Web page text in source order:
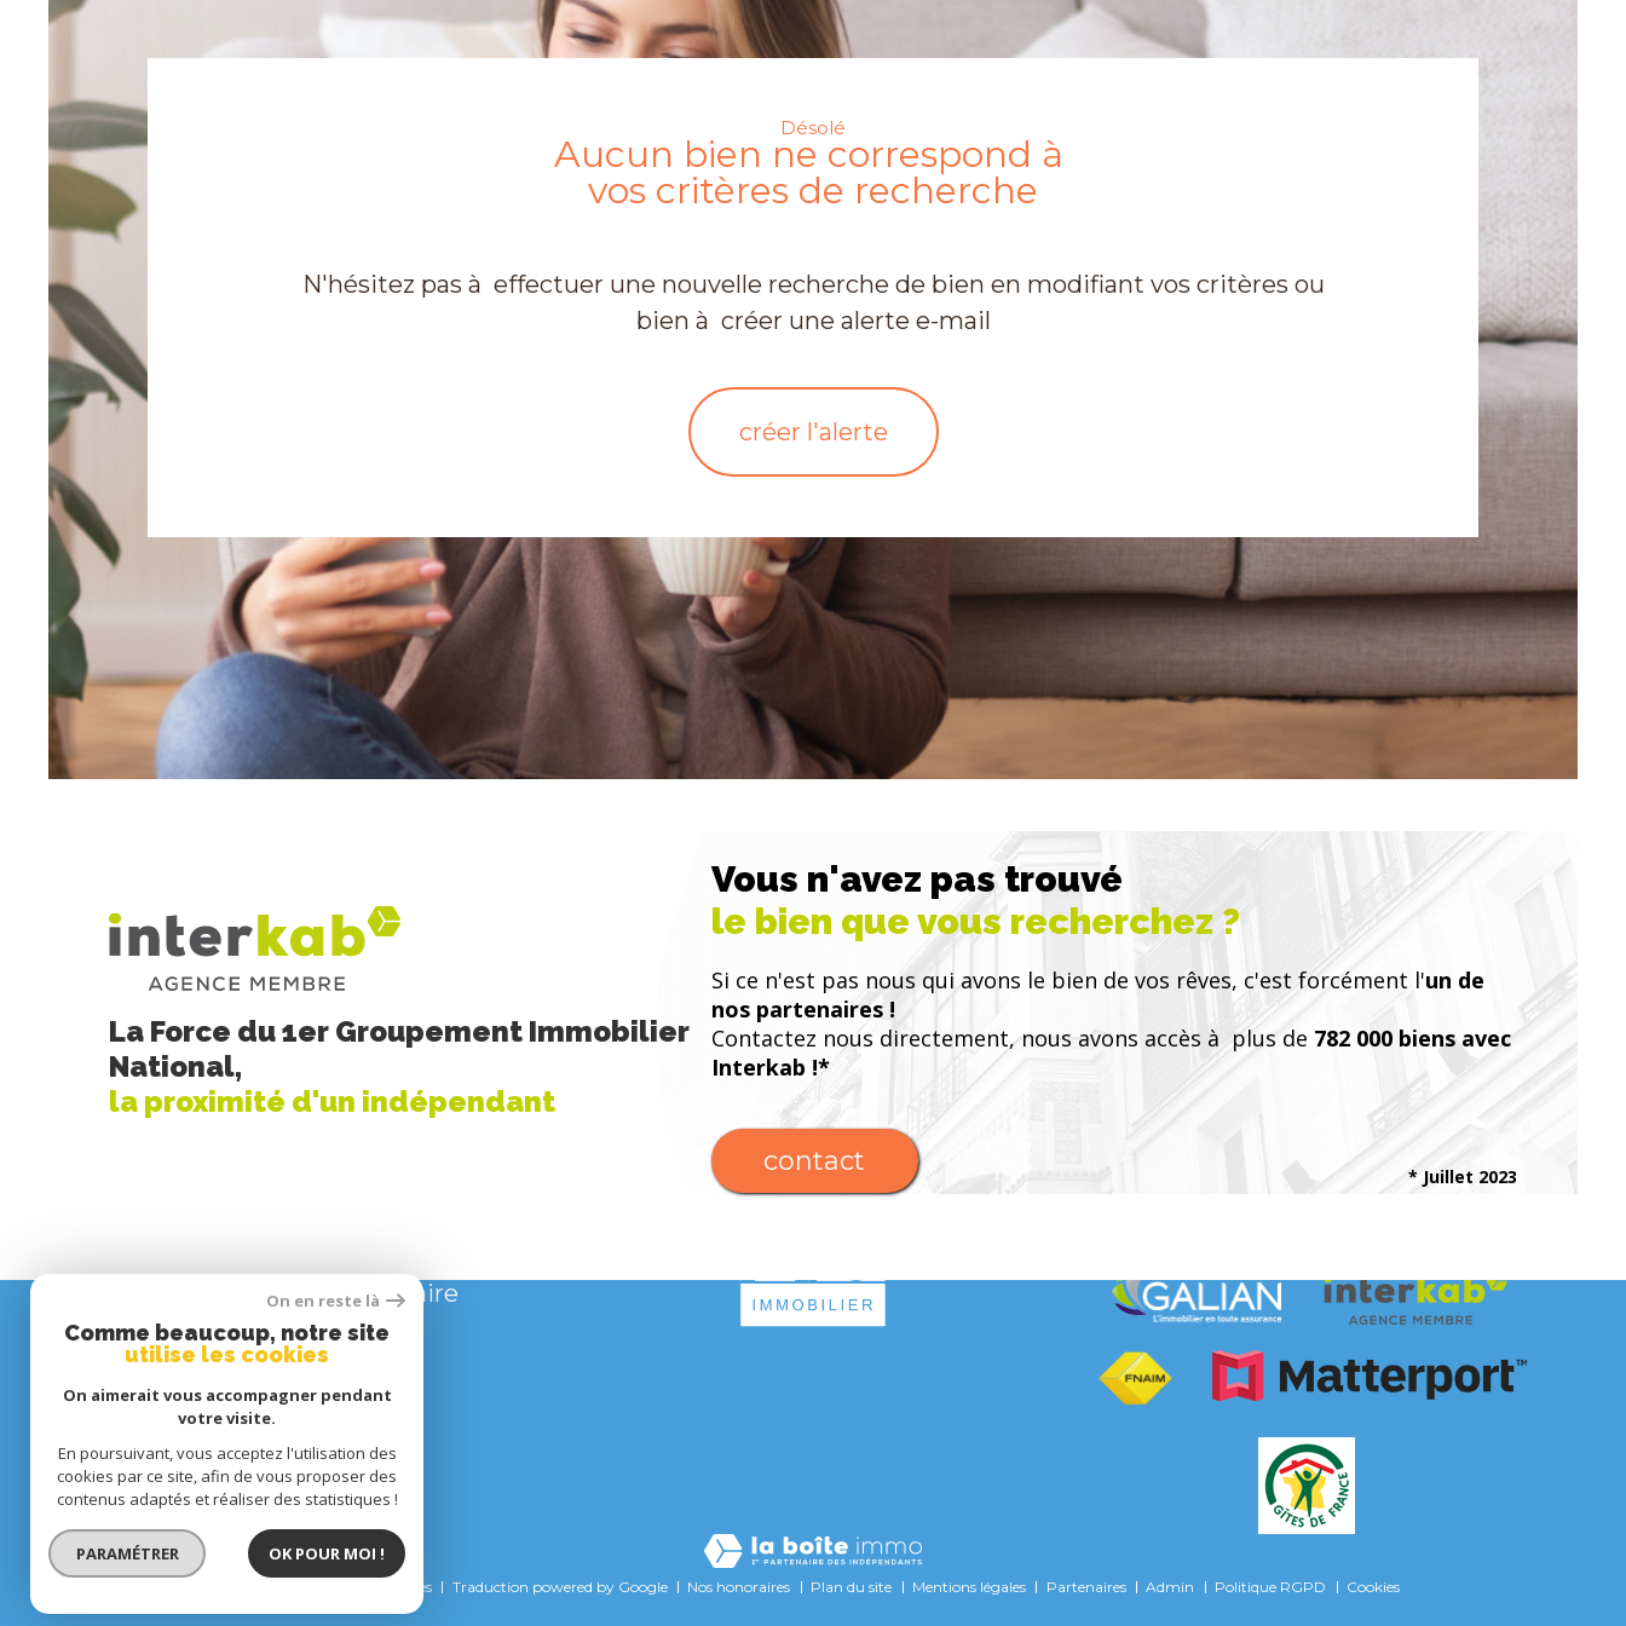
Désolé
Aucun bien ne correspond à
vos critères de recherche
N'hésitez pas à effectuer une nouvelle recherche de bien en modifiant vos critères ou
bien à créer une alerte e-mail
créer l'alerte
La Force du 1er Groupement Immobilier
National,
la proximité d'un indépendant
Vous n'avez pas trouvé
le bien que vous recherchez ?
Si ce n'est pas nous qui avons le bien de vos rêves, c'est forcément l'un de
nos partenaires !
Contactez nous directement, nous avons accès à plus de 782 000 biens avec
Interkab !*
contact * Juillet 2023
espace propriétaire
Tous droits réservés Traduction powered by Google Nos honoraires Plan du site Mentions légales Partenaires Admin Politique RGPD Cookies
On en reste là
Comme beaucoup, notre site
utilise les cookies
On aimerait vous accompagner pendant
votre visite.
En poursuivant, vous acceptez l'utilisation des
cookies par ce site, afin de vous proposer des
contenus adaptés et réaliser des statistiques !
PARAMÉTRER OK POUR MOI !